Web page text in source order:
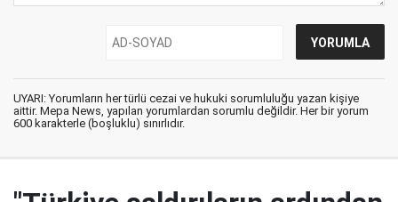
UYARI: Yorumların her türlü cezai ve hukuki sorumluluğu yazan kişiye
aittir. Mepa News, yapılan yorumlardan sorumlu değildir. Her bir yorum
600 karakterle (boşluklu) sınırlıdır.